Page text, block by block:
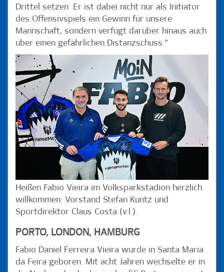
Drittel setzen. Er ist dabei nicht nur als Initiator
des Offensivspiels ein Gewinn für unsere
Mannschaft, sondern verfügt darüber hinaus auch
über einen gefährlichen Distanzschuss.“
Heißen Fabio Vieira im Volksparkstadion herzlich
willkommen: Vorstand Stefan Kuntz und
Sportdirektor Claus Costa (v.l.).
PORTO, LONDON, HAMBURG
Fabio Daniel Ferreira Vieira wurde in Santa Maria
da Feira geboren. Mit acht Jahren wechselte er in